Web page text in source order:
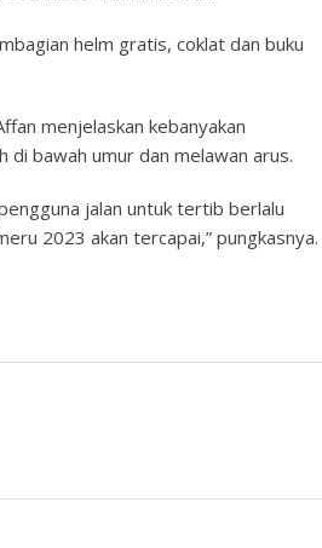
helm gratis, coklat dan buku
menjelaskan kebanyakan
di bawah umur dan melawan arus.
jalan untuk tertib berlalu
2023 akan tercapai,” pungkasnya.